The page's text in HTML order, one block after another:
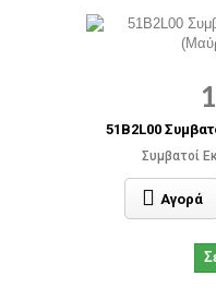
51B2L00
Συμβατοί
Αγορά